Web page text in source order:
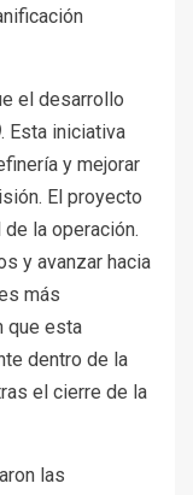
el desarrollo
. Esta iniciativa
y mejorar
El proyecto
la operación.
y avanzar hacia
más
que esta
dentro de la
el cierre de la
las